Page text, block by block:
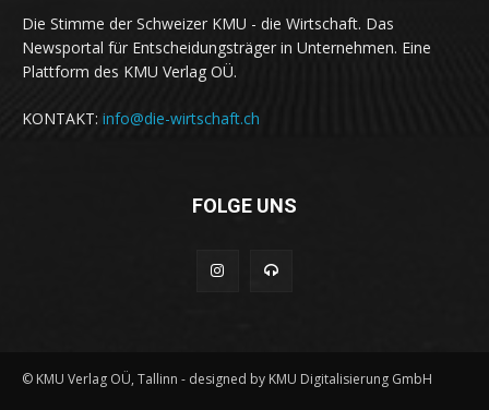
Die Stimme der Schweizer KMU - die Wirtschaft. Das
Newsportal für Entscheidungsträger in Unternehmen. Eine
Plattform des KMU Verlag OÜ.
KONTAKT: info@die-wirtschaft.ch
FOLGE UNS
© KMU Verlag OÜ, Tallinn - designed by KMU Digitalisierung GmbH